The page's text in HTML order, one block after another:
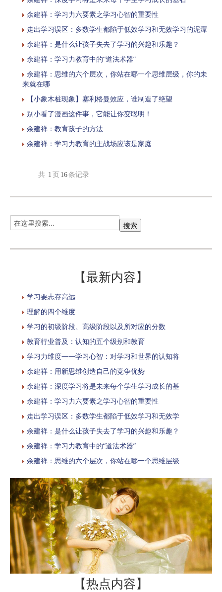
余建祥：学习力六要素之学习心智的重要性
走出学习误区：多数学生都陷于低效学习和无效学习的泥潭
余建祥：是什么让孩子失去了学习的兴趣和乐趣？
余建祥：学习力教育中的“道法术器”
余建祥：思维的六个层次，你站在哪一个思维层级，你的未
来就在哪
【小象木桩现象】塞利格曼效应，谁制造了绝望
别小看了漫画这件事，它能让你变聪明！
余建祥：教育孩子的方法
余建祥：学习力教育的主战场应该是家庭
共 1 页 16 条记录
【最新内容】
学习要志存高远
理解的四个维度
学习的初级阶段、高级阶段以及所对应的分数
教育行业普及：认知的五个级别和教育
学习力维度——学习心智：对学习和世界的认知将
余建祥：用新思维创造自己的竞争优势
余建祥：深度学习将是未来每个学生学习成长的基
余建祥：学习力六要素之学习心智的重要性
走出学习误区：多数学生都陷于低效学习和无效学
余建祥：是什么让孩子失去了学习的兴趣和乐趣？
余建祥：学习力教育中的“道法术器”
余建祥：思维的六个层次，你站在哪一个思维层级
【热点内容】